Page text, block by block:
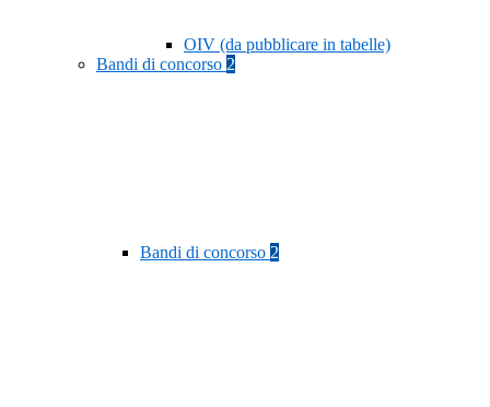
OIV (da pubblicare in tabelle)
Bandi di concorso 2
Bandi di concorso 2